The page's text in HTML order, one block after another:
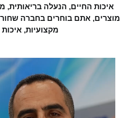
אורתופדיים ועוד
מוצרים, אתם בוחרים בחברה שחורטת על דגלה כבר 60 שנים